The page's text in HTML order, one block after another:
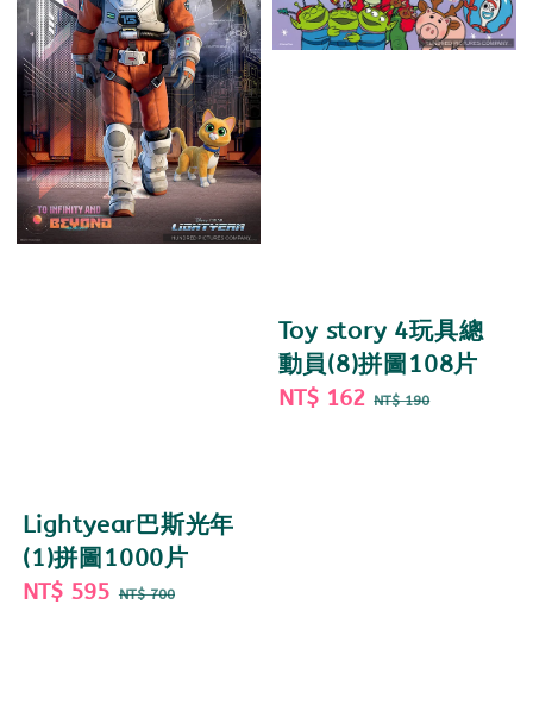
Lightyear巴斯光年
(1)拼圖1000片
Sale
NT$ 595 Regular
NT$ 700
Toy story 4玩具總
動員(8)拼圖108片
Sale
NT$ 162 Regular
NT$ 190